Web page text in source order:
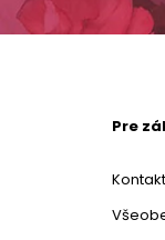
Pre
Kontakt